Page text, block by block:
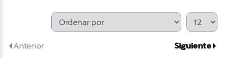
Anterior Siguiente